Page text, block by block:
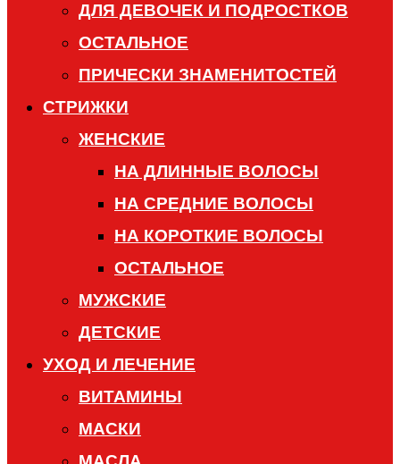
ДЛЯ ДЕВОЧЕК И ПОДРОСТКОВ
ОСТАЛЬНОЕ
ПРИЧЕСКИ ЗНАМЕНИТОСТЕЙ
СТРИЖКИ
ЖЕНСКИЕ
НА ДЛИННЫЕ ВОЛОСЫ
НА СРЕДНИЕ ВОЛОСЫ
НА КОРОТКИЕ ВОЛОСЫ
ОСТАЛЬНОЕ
МУЖСКИЕ
ДЕТСКИЕ
УХОД И ЛЕЧЕНИЕ
ВИТАМИНЫ
МАСКИ